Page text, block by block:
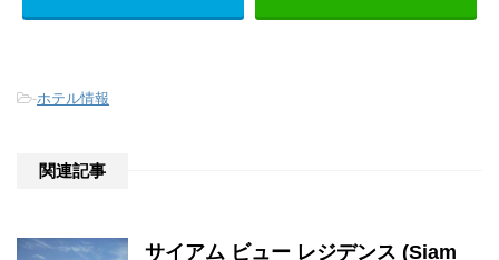
-ホテル情報
関連記事
サイアム ビュー レジデンス (Siam